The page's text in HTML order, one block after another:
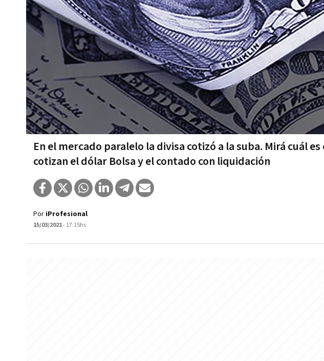
En el mercado paralelo la divisa cotizó a la suba. Mirá cuál
cotizan el dólar Bolsa y el contado con liquidación
Por iProfesional
15/03/2021- 17:15hs